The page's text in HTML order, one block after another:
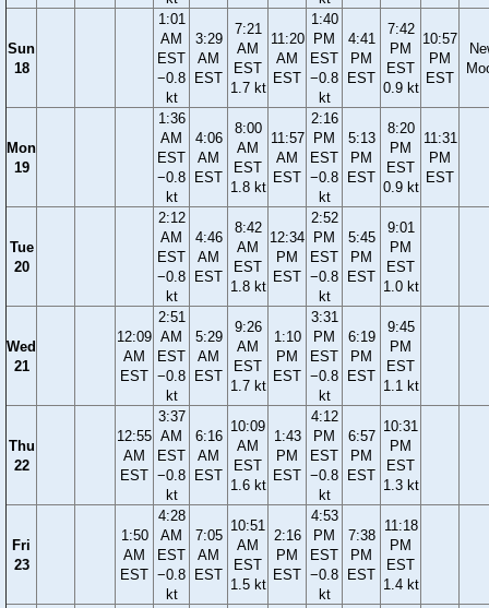
Sun
18
1:01
AM
EST
−0.8
kt
3:29
AM
EST
7:21
AM
EST
1.7 kt
11:20
AM
EST
1:40
PM
EST
−0.8
kt
4:41
PM
EST
7:42
PM
EST
0.9 kt
10:57
PM
EST
Mon
19
1:36
AM
EST
−0.8
kt
4:06
AM
EST
8:00
AM
EST
1.8 kt
11:57
AM
EST
2:16
PM
EST
−0.8
kt
5:13
PM
EST
8:20
PM
EST
0.9 kt
11:31
PM
EST
Tue
20
2:12
AM
EST
−0.8
kt
4:46
AM
EST
8:42
AM
EST
1.8 kt
12:34
PM
EST
2:52
PM
EST
−0.8
kt
5:45
PM
EST
9:01
PM
EST
1.0 kt
Wed
21
12:09
AM
EST
2:51
AM
EST
−0.8
kt
5:29
AM
EST
9:26
AM
EST
1.7 kt
1:10
PM
EST
3:31
PM
EST
−0.8
kt
6:19
PM
EST
9:45
PM
EST
1.1 kt
Thu
22
12:55
AM
EST
3:37
AM
EST
−0.8
kt
6:16
AM
EST
10:09
AM
EST
1.6 kt
1:43
PM
EST
4:12
PM
EST
−0.8
kt
6:57
PM
EST
10:31
PM
EST
1.3 kt
Fri
23
1:50
AM
EST
4:28
AM
EST
−0.8
kt
7:05
AM
EST
10:51
AM
EST
1.5 kt
2:16
PM
EST
4:53
PM
EST
−0.8
kt
7:38
PM
EST
11:18
PM
EST
1.4 kt